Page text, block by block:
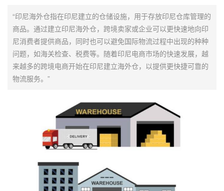
“印尼海外仓指在印尼建立的仓储设施，用于存放印尼仓库管理的
商品。通过建立印尼海外仓，跨境卖家或企业可以更快速地向印
尼消费者提供商品，同时也可以避免国际物流过程中出现的种种
问题，如海关检查、税费等。随着印尼电商市场的快速发展，越
来越多的跨境电商开始在印尼建立海外仓，以提供更快捷可靠的
物流服务。”